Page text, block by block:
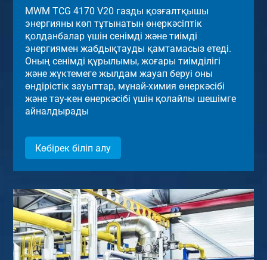
MWM TCG 4170 V20 газды қозғалтқышы
энергияны көп тұтынатын өнеркәсіптік
қолданбалар үшін сенімді және тиімді
энергиямен жабдықтауды қамтамасыз етеді.
Оның сенімді құрылымы, жоғары тиімділігі
және жүктемеге жылдам жауап беруі оны
өндірістік зауыттар, мұнай-химия өнеркәсібі
және тау-кен өнеркәсібі үшін қолайлы шешімге
айналдырады
Көбірек біліп алу